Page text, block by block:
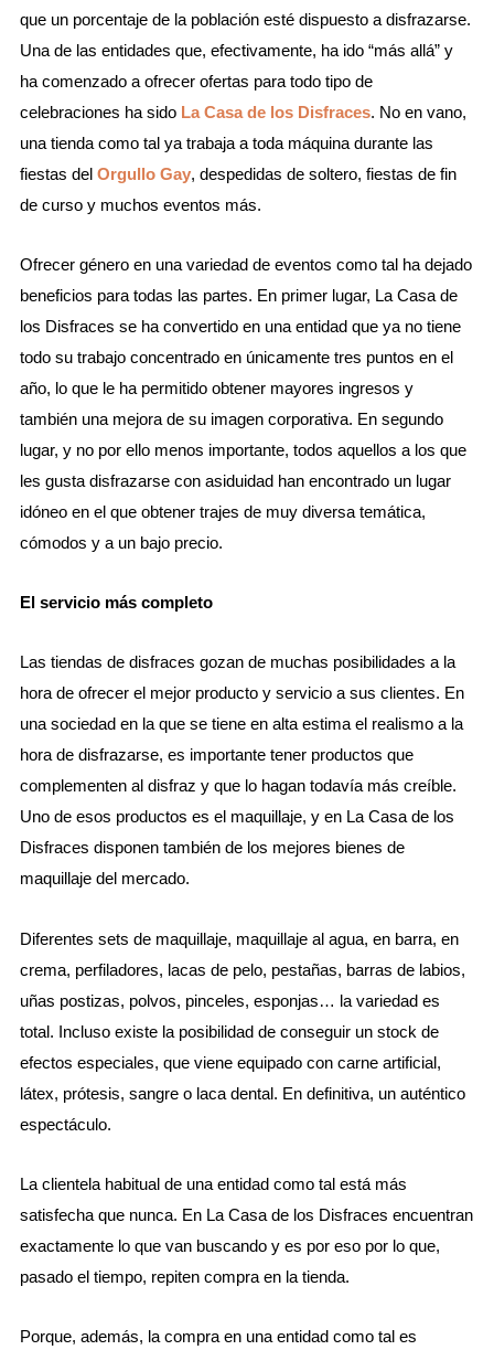
que un porcentaje de la población esté dispuesto a disfrazarse.
Una de las entidades que, efectivamente, ha ido “más allá” y
ha comenzado a ofrecer ofertas para todo tipo de
celebraciones ha sido La Casa de los Disfraces. No en vano,
una tienda como tal ya trabaja a toda máquina durante las
fiestas del Orgullo Gay, despedidas de soltero, fiestas de fin
de curso y muchos eventos más.
Ofrecer género en una variedad de eventos como tal ha dejado
beneficios para todas las partes. En primer lugar, La Casa de
los Disfraces se ha convertido en una entidad que ya no tiene
todo su trabajo concentrado en únicamente tres puntos en el
año, lo que le ha permitido obtener mayores ingresos y
también una mejora de su imagen corporativa. En segundo
lugar, y no por ello menos importante, todos aquellos a los que
les gusta disfrazarse con asiduidad han encontrado un lugar
idóneo en el que obtener trajes de muy diversa temática,
cómodos y a un bajo precio.
El servicio más completo
Las tiendas de disfraces gozan de muchas posibilidades a la
hora de ofrecer el mejor producto y servicio a sus clientes. En
una sociedad en la que se tiene en alta estima el realismo a la
hora de disfrazarse, es importante tener productos que
complementen al disfraz y que lo hagan todavía más creíble.
Uno de esos productos es el maquillaje, y en La Casa de los
Disfraces disponen también de los mejores bienes de
maquillaje del mercado.
Diferentes sets de maquillaje, maquillaje al agua, en barra, en
crema, perfiladores, lacas de pelo, pestañas, barras de labios,
uñas postizas, polvos, pinceles, esponjas… la variedad es
total. Incluso existe la posibilidad de conseguir un stock de
efectos especiales, que viene equipado con carne artificial,
látex, prótesis, sangre o laca dental. En definitiva, un auténtico
espectáculo.
La clientela habitual de una entidad como tal está más
satisfecha que nunca. En La Casa de los Disfraces encuentran
exactamente lo que van buscando y es por eso por lo que,
pasado el tiempo, repiten compra en la tienda.
Porque, además, la compra en una entidad como tal es